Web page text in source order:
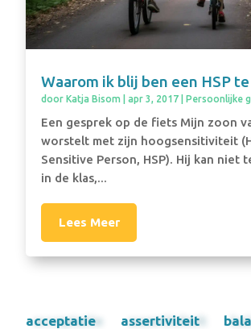
Waarom ik blij ben een HSP
doorKatja Bisom |apr 3, 2017 |Persoonlijke
Een gesprek op de fiets Mijn zoon
worstelt met zijn hoogsensitiviteit
Sensitive Person, HSP). Hij kan niet
in de klas,...
Lees Meer
acceptatie assertiviteit